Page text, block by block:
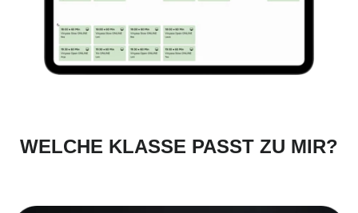
WELCHE KLASSE PASST ZU MIR?